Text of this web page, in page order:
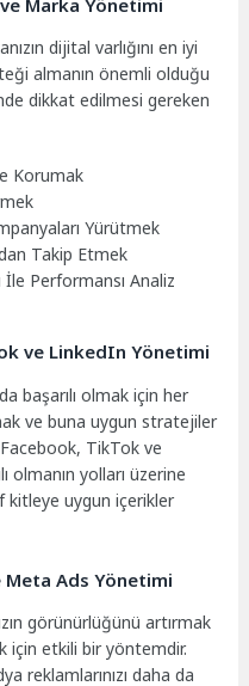
ve Marka Yönetimi
dijital varlığını en iyi
almanın önemli olduğu
dikkat edilmesi gereken
Korumak
Yürütmek
Takip Etmek
İle Performansı Analiz
ve LinkedIn Yönetimi
başarılı olmak için her
ve buna uygun stratejiler
TikTok ve
olmanın yolları üzerine
kitleye uygun içerikler
Meta Ads Yönetimi
görünürlüğünü artırmak
için etkili bir yöntemdir.
reklamlarınızı daha da